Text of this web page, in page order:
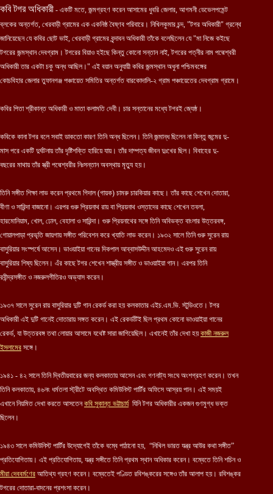
কবি টগর অধিকারী - একটি মতে, জন্মগ্রহণ করেন আসামের ধুবরি জেলার, আগমনী ডেভেলপমেন্ট
ব্লকের অন্তর্গত, খেরবাড়ী গ্রামের এক একনিষ্ঠ বৈষ্ণব পরিবারে। নিখিলকুমার চন্দ, "টগর অধিকারী" গ্রন্থে
জানিয়েছেন যে কবির ছোট ভাই, খেরবাড়ী গ্রামের বৃন্দাবন অধিকারী তাঁকে বলেছিলেন যে "মা নিজে কইছে
টগরের জন্মস্থান দেবগ্রাম। টগরের বিয়াও হইছে কিন্তু কোনো সন্তান নাই, টগরের পত্নীর নাম পদ্মেশ্বরী
অধিকারী তার একটা চকু অন্ধ আছিল।" এই বয়ান অনুযায়ী কবির জন্মস্থান অধুনা পশ্চিমবঙ্গের
কোচবিহার জেলার তুফানগঞ্জ পঞ্চায়েত সমিতির অন্তর্গত বারকোদালি-২ গ্রাম পঞ্চায়েতের দেবগ্রাম গ্রামে।
কবির পিতা শ্রীকান্ত অধিকারী ও মাতা কলামতি দেবী। চার সন্তানের মধ্যে টগরই জ্যেষ্ঠ।
কবিকে কানা টগর বলে সবাই ডাকতো কারণ তিনি অন্ধ ছিলেন। তিনি জন্মান্ধ ছিলেন না কিন্তু জন্মের দু-
মাস পরে একটি দুর্ঘটনায় তাঁর দৃষ্টিশক্তি হারিয়ে যায়। তাঁর দাম্পত্য জীবন দুঃখের ছিল। বিবাহের দু-
বছরের মাথায় তাঁর স্ত্রী পদ্মেশ্বরীর নিঃসন্তান অবস্থায় মৃত্যু হয়।
তিনি সঙ্গীত শিক্ষা লাভ করেন প্রথমে গিদাল (গায়ক) চামরু চারকিয়ার কাছে। তাঁর কাছে শেখেন দোতারা,
বীণা ও সারিন্দা বাজানো। এরপর গুরু প্রিয়নাথ রায় বা প্রিয়নাথ ওস্তাদের কাছে শেখেন তবলা,
হারমোনিয়াম, খোল, ঢোল, বেহালা ও সারিন্দা। গুরু প্রিয়নাথের সঙ্গে তিনি অবিভক্ত বাংলার উত্তরবঙ্গ,
গোয়ালপাড়া প্রভৃতি জায়গায় সঙ্গীত পরিবেশন করে খ্যাতি লাভ করেন। ১৯৩২ সালে তিনি গুরু সুরেন রায়
বাসুরিয়ার সংস্পর্ষে আসেন। ভাওয়াইয়া গানের দিকপাল আব্বাসউদ্দীন আহমেদও এই গুরু সুরেন রায়
বাসুরিয়ার শিষ্য ছিলেন। এঁর কাছে টগর শেখেন শাস্ত্রীয় সঙ্গীত ও ভাওয়াইয়া গান। এরপর তিনি
রবীন্দ্রসঙ্গীত ও নজরুলগীতিরও অভ্যাস করেন।
১৯৩৭ সালে সুরেন রায় বাসুরিয়ার দুটি গান রেকর্ড করা হয় কলকাতার এইচ.এম.ভি. স্টুডিওতে। টগর
অধিকারী এই দুটি গানেই দোতারায় সঙ্গত করেন। এই রেকর্ডটিই ছিল প্রথম কোনো ভাওয়াইয়া গানের
রেকর্ড, যা উত্তরবঙ্গ তথা লোয়ার আসামে যথেষ্ট সারা জাগিয়েছিল। এখানেই তাঁর দেখা হয়কাজী নজরুল
ইসলামের সঙ্গে।
১৯৪১ - ৪২ সালে তিনি দ্বিতীয়বারের জন্য কলকাতায় আসেন এবং গণনাট্য সংঘে অংশগ্রহণ করেন। তখন
তিনি কলকাতায়, ৪৬নং ধর্মতলা স্ট্রীটে অবস্থিত কমিউনিস্ট পার্টির অফিসে আস্রয় পান। এই সময়ই
এখানে নিয়মিত দেখা করতে আসতেনকবি সুকান্ত ভট্টাচার্যযিনি টগর অধিকারীর একজন গুণমুগ্ধ ভক্ত
ছিলেন।
১৯৪৩ সালে কমিউনিস্ট পার্টির উদ্যোগেই তাঁকে বম্বে পাঠানো হয়, “নিখিল ভারত যন্ত্র আউর কথা সঙ্গীত”
প্রতিযোগিতায়। এই প্রতিযোগিতায়, যন্ত্র সঙ্গীতে তিনি প্রথম স্থান অধিকার করেন। বম্বেতে তিনি শচিন ও
মীরা দেববর্মণের আতিথ্য গ্রহণ করেন। বম্বেতেই পণ্ডিত রবিশঙ্করের সঙ্গেও তাঁর আলাপ হয়। রবিশঙ্কর
টগরের দোতারা-বাদনের প্রশংসা করেন।